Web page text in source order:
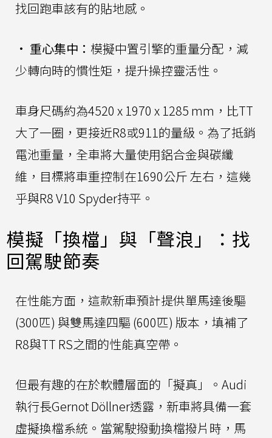
找回跑車該有的貼地感。
• 重心集中： 模擬中置引擎的重量分配，減
少轉向時的慣性矩，提升操控靈活性。
車身尺碼約為4520 x 1970 x 1285 mm，比TT
大了一圈，更接近R8或911的量級。為了抵銷
電池重量，全車將大量使用鋁合金與碳纖
維，目標將車重控制在1690公斤 左右，這幾
乎與R8 V10 Spyder持平。
模擬「換檔」與「聲浪」：找
回駕駛節奏
在性能方面，這款新車預計提供單馬達後驅
(300匹) 與雙馬達四驅 (600匹) 版本，填補了
R8與TT RS之間的性能真空帶。
但最有趣的在於軟體層面的「擬真」。Audi
執行長Gernot Döllner透露，新車將具備一套
虛擬換檔系統。當駕駛撥動換檔撥片時，馬